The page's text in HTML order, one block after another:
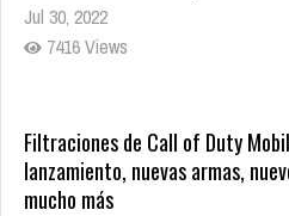
Jul 30, 2022
7416 Views
Filtraciones de Call of Duty
lanzamiento, nuevas armas,
mucho más